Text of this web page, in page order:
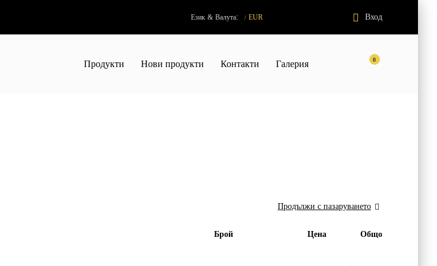
Език & Валута: / EUR Вход
0
Продукти Нови продукти Контакти Галерия
Брой Цена Общо